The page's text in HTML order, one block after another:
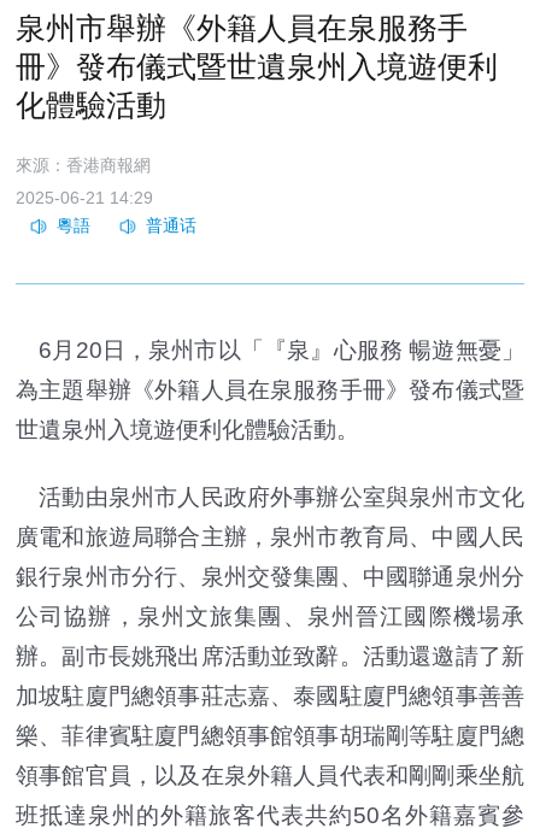
泉州市舉辦《外籍人員在泉服務手
冊》發布儀式暨世遺泉州入境遊便利
化體驗活動
來源：香港商報網
2025-06-21 14:29
6月20日，泉州市以「『泉』心服務 暢遊無憂」
為主題舉辦《外籍人員在泉服務手冊》發布儀式暨
世遺泉州入境遊便利化體驗活動。
活動由泉州市人民政府外事辦公室與泉州市文化
廣電和旅遊局聯合主辦，泉州市教育局、中國人民
銀行泉州市分行、泉州交發集團、中國聯通泉州分
公司協辦，泉州文旅集團、泉州晉江國際機場承
辦。副市長姚飛出席活動並致辭。活動還邀請了新
加坡駐廈門總領事莊志嘉、泰國駐廈門總領事善善
樂、菲律賓駐廈門總領事館領事胡瑞剛等駐廈門總
領事館官員，以及在泉外籍人員代表和剛剛乘坐航
班抵達泉州的外籍旅客代表共約50名外籍嘉賓參